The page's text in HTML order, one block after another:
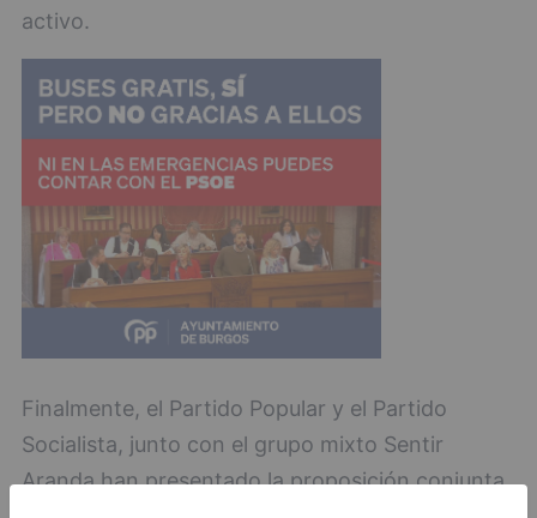
activo.
Finalmente, el Partido Popular y el Partido
Socialista, junto con el grupo mixto Sentir
Aranda han presentado la proposición conjunta